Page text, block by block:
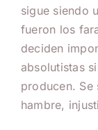
sigue siendo
fueron los
deciden
absolutistas
producen. Se
hambre,